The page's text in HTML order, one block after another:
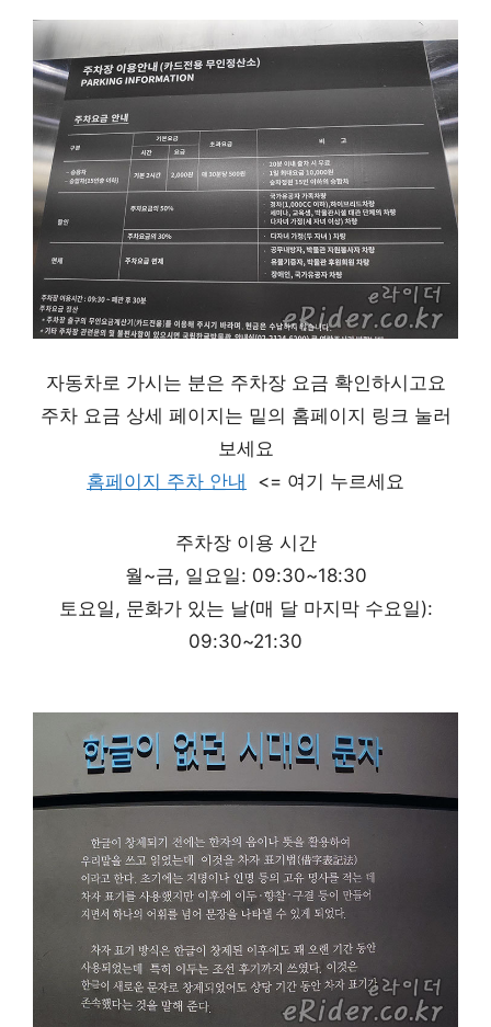
자동차로 가시는 분은 주차장 요금 확인하시고요
주차 요금 상세 페이지는 밑의 홈페이지 링크 눌러
보세요
홈페이지 주차 안내
<= 여기 누르세요
주차장 이용 시간
월~금, 일요일: 09:30~18:30
토요일, 문화가 있는 날(매 달 마지막 수요일):
09:30~21:30